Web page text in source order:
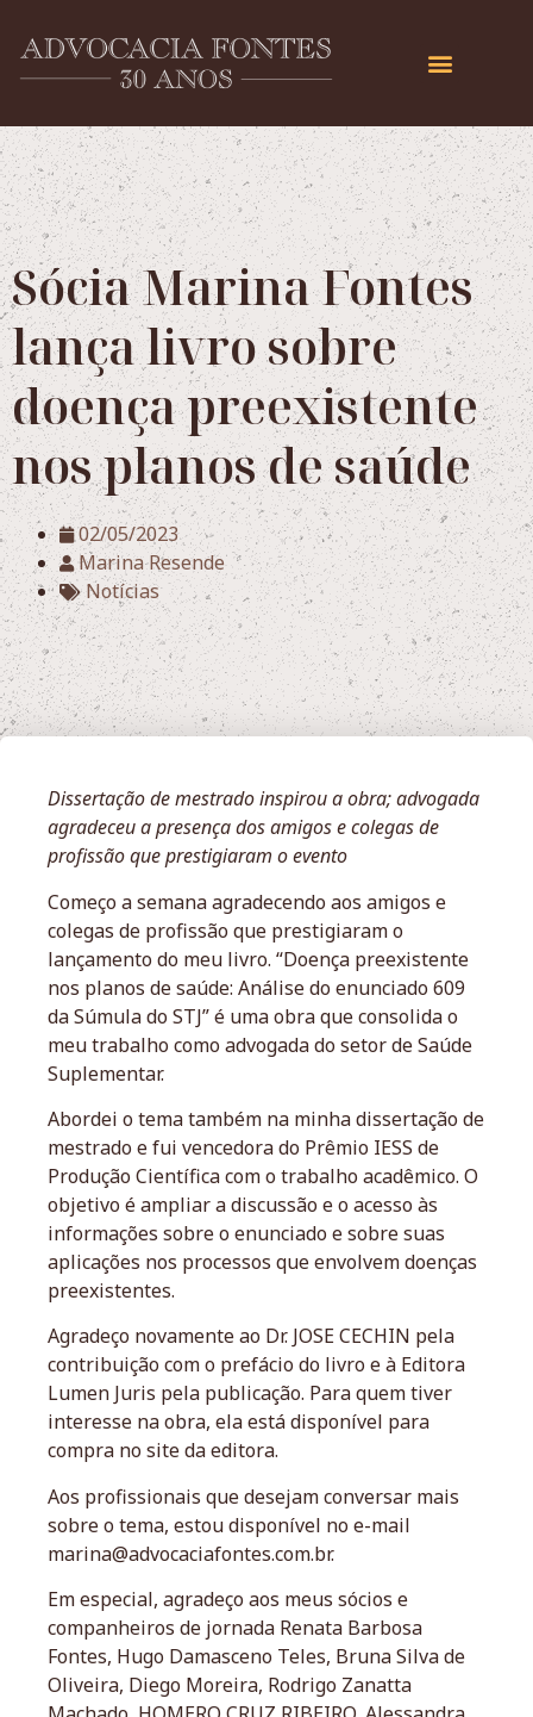
Sócia Marina Fontes
lança livro sobre
doença preexistente
nos planos de saúde
02/05/2023
Marina Resende
Notícias
Dissertação de mestrado inspirou a obra; advogada
agradeceu a presença dos amigos e colegas de
profissão que prestigiaram o evento
Começo a semana agradecendo aos amigos e
colegas de profissão que prestigiaram o
lançamento do meu livro. “Doença preexistente
nos planos de saúde: Análise do enunciado 609
da Súmula do STJ” é uma obra que consolida o
meu trabalho como advogada do setor de Saúde
Suplementar.
Abordei o tema também na minha dissertação de
mestrado e fui vencedora do Prêmio IESS de
Produção Científica com o trabalho acadêmico. O
objetivo é ampliar a discussão e o acesso às
informações sobre o enunciado e sobre suas
aplicações nos processos que envolvem doenças
preexistentes.
Agradeço novamente ao Dr. JOSE CECHIN pela
contribuição com o prefácio do livro e à Editora
Lumen Juris pela publicação. Para quem tiver
interesse na obra, ela está disponível para
compra no site da editora.
Aos profissionais que desejam conversar mais
sobre o tema, estou disponível no e-mail
marina@advocaciafontes.com.br.
Em especial, agradeço aos meus sócios e
companheiros de jornada Renata Barbosa
Fontes, Hugo Damasceno Teles, Bruna Silva de
Oliveira, Diego Moreira, Rodrigo Zanatta